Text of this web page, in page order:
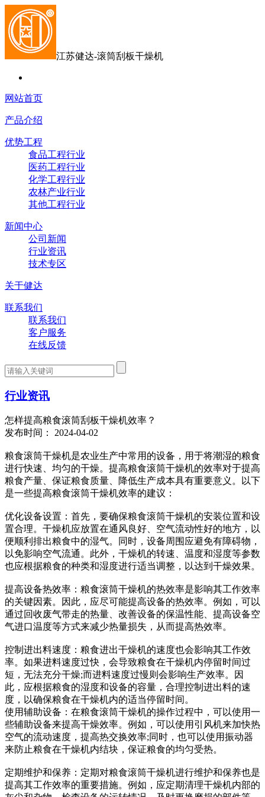
江苏健达-滚筒刮板干燥机
网站首页
产品介绍
优势工程
食品工程行业
医药工程行业
化学工程行业
农林产业行业
其他工程行业
新闻中心
公司新闻
行业资讯
技术专区
关于健达
联系我们
联系我们
客户服务
在线反馈
行业资讯
怎样提高粮食滚筒刮板干燥机效率？
发布时间： 2024-04-02
粮食滚筒干燥机是农业生产中常用的设备，用于将潮湿的粮食
进行快速、均匀的干燥。提高粮食滚筒干燥机的效率对于提高
粮食产量、保证粮食质量、降低生产成本具有重要意义。以下
是一些提高粮食滚筒干燥机效率的建议：
优化设备设置：首先，要确保粮食滚筒干燥机的安装位置和设
置合理。干燥机应放置在通风良好、空气流动性好的地方，以
便顺利排出粮食中的湿气。同时，设备周围应避免有障碍物，
以免影响空气流通。此外，干燥机的转速、温度和湿度等参数
也应根据粮食的种类和湿度进行适当调整，以达到干燥效果。
提高设备热效率：粮食滚筒干燥机的热效率是影响其工作效率
的关键因素。因此，应尽可能提高设备的热效率。例如，可以
通过回收废气带走的热量、改善设备的保温性能、提高设备空
气进口温度等方式来减少热量损失，从而提高热效率。
控制进出料速度：粮食进出干燥机的速度也会影响其工作效
率。如果进料速度过快，会导致粮食在干燥机内停留时间过
短，无法充分干燥;而进料速度过慢则会影响生产效率。因
此，应根据粮食的湿度和设备的容量，合理控制进出料的速
度，以确保粮食在干燥机内的适当停留时间。
使用辅助设备：在粮食滚筒干燥机的操作过程中，可以使用一
些辅助设备来提高干燥效率。例如，可以使用引风机来加快热
空气的流动速度，提高热交换效率;同时，也可以使用振动器
来防止粮食在干燥机内结块，保证粮食的均匀受热。
定期维护和保养：定期对粮食滚筒干燥机进行维护和保养也是
提高其工作效率的重要措施。例如，应定期清理干燥机内部的